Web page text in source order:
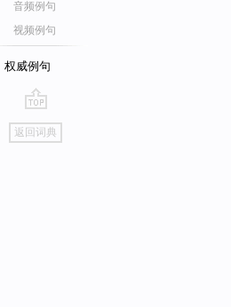
音频例句
视频例句
权威例句
go
top
返回词典